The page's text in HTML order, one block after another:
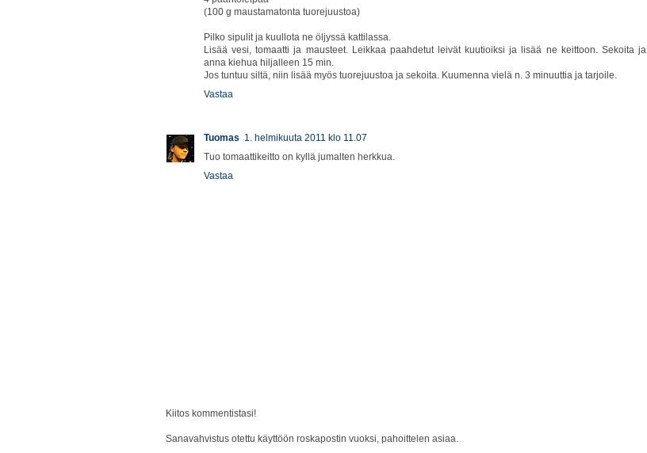
(100 g maustamatonta tuorejuustoa)
Pilko sipulit ja kuullota ne öljyssä kattilassa.
Lisää vesi, tomaatti ja mausteet. Leikkaa paahdetut leivät kuutioiksi ja lisää ne keittoon. Sekoita ja
anna kiehua hiljalleen 15 min.
Jos tuntuu siltä, niin lisää myös tuorejuustoa ja sekoita. Kuumenna vielä n. 3 minuuttia ja tarjoile.
Vastaa
Tuomas 1. helmikuuta 2011 klo 11.07
Tuo tomaattikeitto on kyllä jumalten herkkua.
Vastaa
Kiitos kommentistasi!
Sanavahvistus otettu käyttöön roskapostin vuoksi, pahoittelen asiaa.